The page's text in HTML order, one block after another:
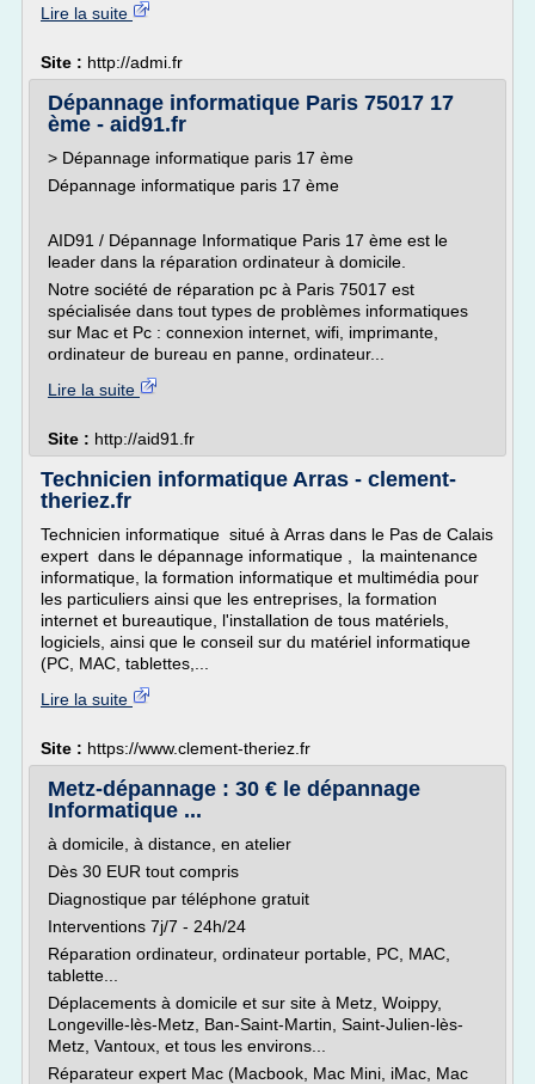
Lire la suite
Site : http://admi.fr
Dépannage informatique Paris 75017 17
ème - aid91.fr
> Dépannage informatique paris 17 ème
Dépannage informatique paris 17 ème
AID91 / Dépannage Informatique Paris 17 ème est le
leader dans la réparation ordinateur à domicile.
Notre société de réparation pc à Paris 75017 est
spécialisée dans tout types de problèmes informatiques
sur Mac et Pc : connexion internet, wifi, imprimante,
ordinateur de bureau en panne, ordinateur...
Lire la suite
Site : http://aid91.fr
Technicien informatique Arras - clement-
theriez.fr
Technicien informatique situé à Arras dans le Pas de Calais
expert dans le dépannage informatique , la maintenance
informatique, la formation informatique et multimédia pour
les particuliers ainsi que les entreprises, la formation
internet et bureautique, l'installation de tous matériels,
logiciels, ainsi que le conseil sur du matériel informatique
(PC, MAC, tablettes,...
Lire la suite
Site : https://www.clement-theriez.fr
Metz-dépannage : 30 € le dépannage
Informatique ...
à domicile, à distance, en atelier
Dès 30 EUR tout compris
Diagnostique par téléphone gratuit
Interventions 7j/7 - 24h/24
Réparation ordinateur, ordinateur portable, PC, MAC,
tablette...
Déplacements à domicile et sur site à Metz, Woippy,
Longeville-lès-Metz, Ban-Saint-Martin, Saint-Julien-lès-
Metz, Vantoux, et tous les environs...
Réparateur expert Mac (Macbook, Mac Mini, iMac, Mac